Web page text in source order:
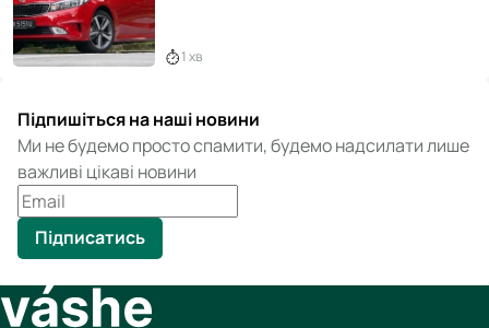
1 хв
Підпишіться на наші новини
Ми не будемо просто спамити, будемо надсилати лише
важливі цікаві новини
Підписатись